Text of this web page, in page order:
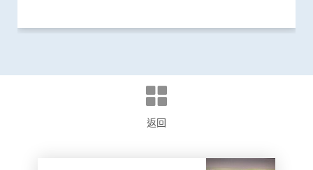
返回